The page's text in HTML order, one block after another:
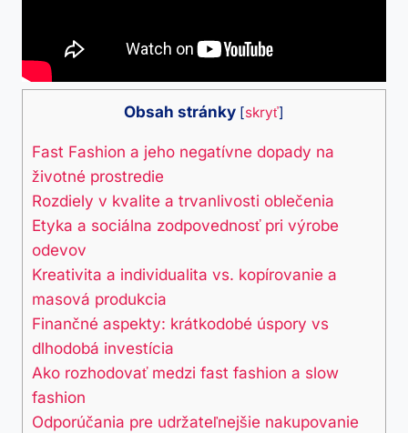
Obsah stránky [skryť]
Fast Fashion a jeho negatívne dopady na
životné prostredie
Rozdiely v kvalite a trvanlivosti oblečenia
Etyka a sociálna zodpovednosť pri výrobe
odevov
Kreativita a individualita vs. kopírovanie a
masová produkcia
Finančné aspekty: krátkodobé úspory vs
dlhodobá investícia
Ako rozhodovať medzi fast fashion a slow
fashion
Odporúčania pre udržateľnejšie nakupovanie